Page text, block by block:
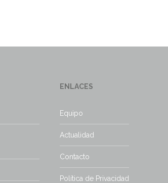
ENLACES
Equipo
Actualidad
Contacto
Política de Privacidad